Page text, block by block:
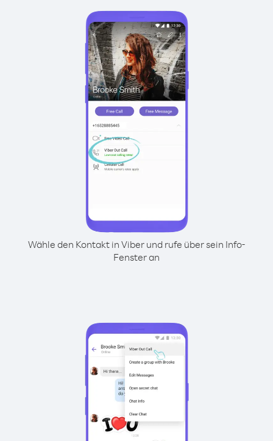
Wähle den Kontakt in Viber und rufe über sein Info-
Fenster an